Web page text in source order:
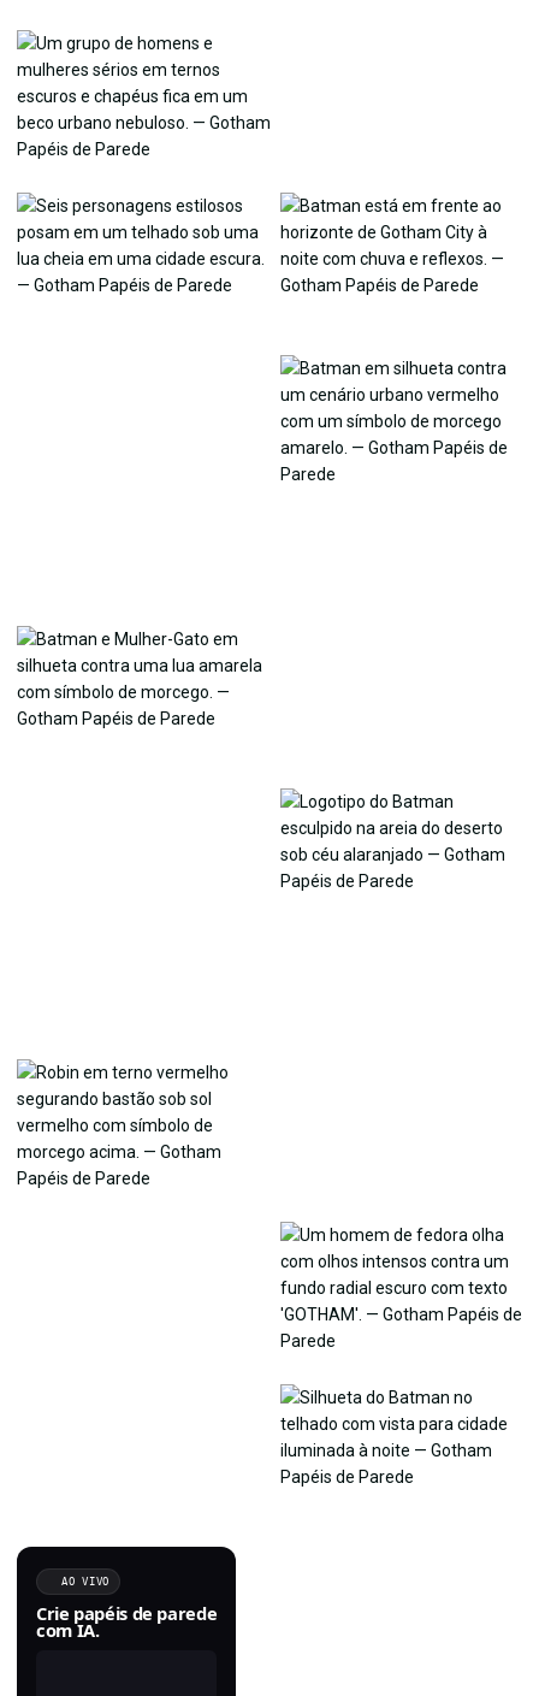
AO VIVO
Crie papéis de parede
com IA.